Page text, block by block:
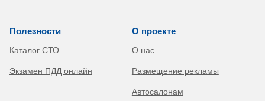
Полезности
Каталог СТО
Экзамен ПДД онлайн
О проекте
О нас
Размещение рекламы
Автосалонам